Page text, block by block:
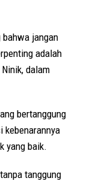
bahwa jangan
adalah
dalam
bertanggung
kebenarannya
yang baik.
tanggung